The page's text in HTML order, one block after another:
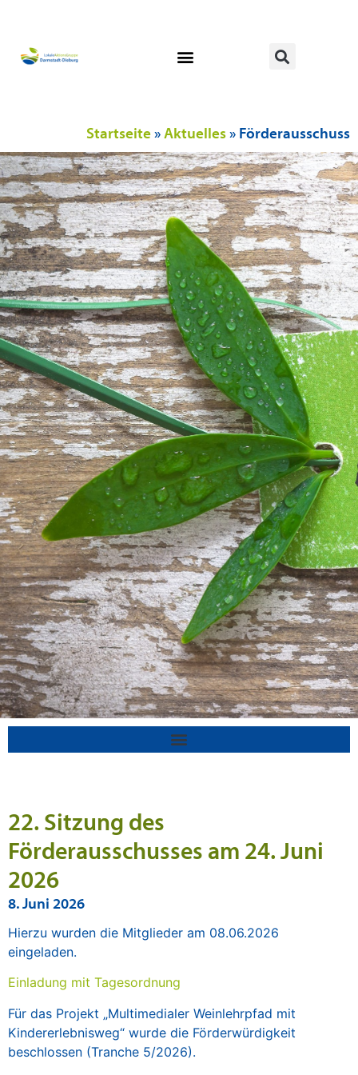
Startseite»Aktuelles» Förderausschuss
22. Sitzung des
Förderausschusses am 24. Juni
2026
8. Juni 2026
Hierzu wurden die Mitglieder am 08.06.2026
eingeladen.
Einladung mit Tagesordnung
Für das Projekt „Multimedialer Weinlehrpfad mit
Kindererlebnisweg“ wurde die Förderwürdigkeit
beschlossen (Tranche 5/2026).